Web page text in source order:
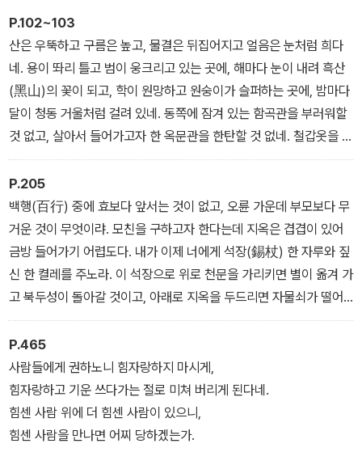
P.102~103
산은 우뚝하고 구름은 높고, 물결은 뒤집어지고 얼음은 눈처럼 희다
네. 용이 똬리 틀고 범이 웅크리고 있는 곳에, 해마다 눈이 내려 흑산
(黑山)의 꽃이 되고, 학이 원망하고 원숭이가 슬퍼하는 곳에, 밤마다
달이 청동 거울처럼 걸려 있네. 동쪽에 잠겨 있는 함곡관을 부러워할
것 없고, 살아서 들어가고자 한 옥문관을 한탄할 것 없네. 철갑옷을 걸
친 장군이라 해도, 마음대로 지나가게 하지 않고, 푸른 소에 올라탄 노
자(老子)도, 가벼이 건너가지 못했다네.
P.205
백행(百行) 중에 효보다 앞서는 것이 없고, 오륜 가운데 부모보다 무
거운 것이 무엇이랴. 모친을 구하고자 한다는데 지옥은 겹겹이 있어
금방 들어가기 어렵도다. 내가 이제 너에게 석장(錫杖) 한 자루와 짚
신 한 켤레를 주노라. 이 석장으로 위로 천문을 가리키면 별이 옮겨 가
고 북두성이 돌아갈 것이고, 아래로 지옥을 두드리면 자물쇠가 떨어
져 문이 열릴 것이니라. 이 짚신을 신으면 발을 들어 구름을 타고 바로
구중 지옥에 들어갈 수 있을 것이고, 몸을 날려 안개를 몰아 만 리 천
산을 넘어감에 걱정이 없을 것이리라. 이제 바로 길을 떠나 더는 의심
하거나 지체하지 말거라.
P.465
사람들에게 권하노니 힘자랑하지 마시게,
힘자랑하고 기운 쓰다가는 절로 미쳐 버리게 된다네.
힘센 사람 위에 더 힘센 사람이 있으니,
힘센 사람을 만나면 어찌 당하겠는가.